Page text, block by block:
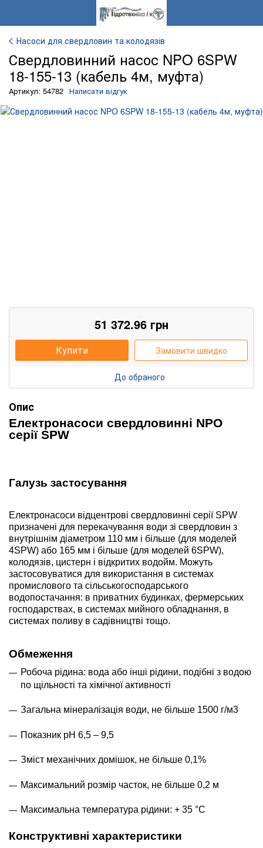
Насоси для свердловин та колодязів
Свердловинний насос NPO 6SPW
18-155-13 (кабель 4м, муфта)
Артикул: 54782 Написати відгук
51 372.96 грн
Купити Замовити швидко
До обраного
Опис
Електронасоси свердловинні NPO
серії SPW
Галузь застосування
Електронасоси відцентрові свердловинні серії SPW
призначені для перекачування води зі свердловин з
внутрішнім діаметром 110 мм і більше (для моделей
4SPW) або 165 мм і більше (для моделей 6SPW),
колодязів, цистерн і відкритих водойм. Можуть
застосовуватися для використання в системах
промислового та сільськогосподарського
водопостачання: в приватних будинках, фермерських
господарствах, в системах мийного обладнання, в
системах поливу в садівництві тощо.
Обмеження
Робоча рідина: вода або інші рідини, подібні з водою
по щільності та хімічної активності
Загальна мінералізація води, не більше 1500 г/м3
Показник pH 6,5 – 9,5
Зміст механічних домішок, не більше 0,1%
Максимальний розмір часток, не більше 0,2 м
Максимальна температура рідини: + 35 °С
Конструктивні характеристики